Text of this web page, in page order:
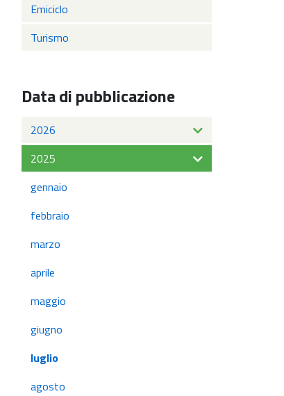
Emiciclo
Turismo
Data di pubblicazione
2026
2025
gennaio
febbraio
marzo
aprile
maggio
giugno
luglio
agosto